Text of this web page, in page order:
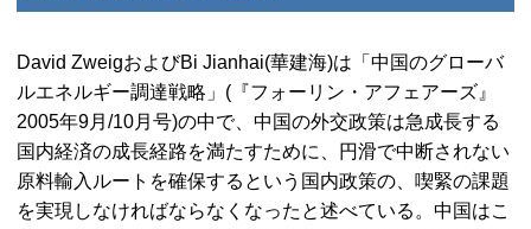
David ZweigおよびBi Jianhai(華建海)は「中国のグローバ
ルエネルギー調達戦略」(『フォーリン・アフェアーズ』
2005年9月/10月号)の中で、中国の外交政策は急成長する
国内経済の成長経路を満たすために、円滑で中断されない
原料輸入ルートを確保するという国内政策の、喫緊の課題
を実現しなければならなくなったと述べている。中国はこ